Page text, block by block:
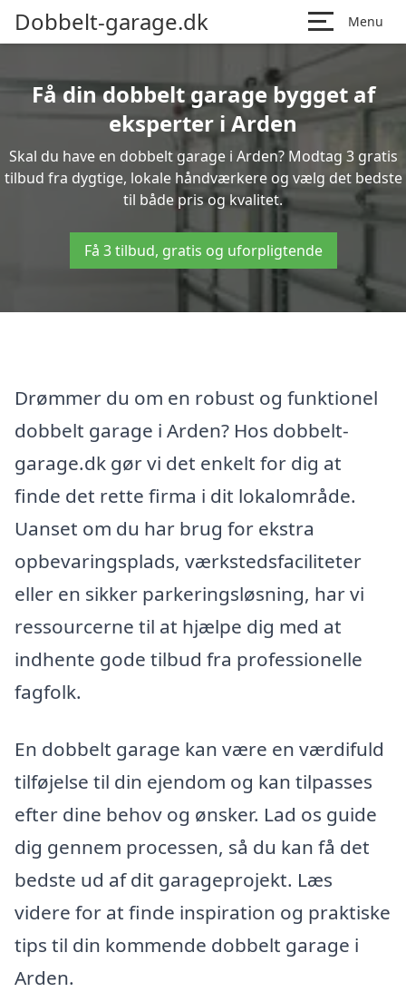
Dobbelt-garage.dk Menu
Få din dobbelt garage bygget af
eksperter i Arden
Skal du have en dobbelt garage i Arden? Modtag 3 gratis
tilbud fra dygtige, lokale håndværkere og vælg det bedste
til både pris og kvalitet.
Få 3 tilbud, gratis og uforpligtende
Drømmer du om en robust og funktionel
dobbelt garage i Arden? Hos dobbelt-
garage.dk gør vi det enkelt for dig at
finde det rette firma i dit lokalområde.
Uanset om du har brug for ekstra
opbevaringsplads, værkstedsfaciliteter
eller en sikker parkeringsløsning, har vi
ressourcerne til at hjælpe dig med at
indhente gode tilbud fra professionelle
fagfolk.
En dobbelt garage kan være en værdifuld
tilføjelse til din ejendom og kan tilpasses
efter dine behov og ønsker. Lad os guide
dig gennem processen, så du kan få det
bedste ud af dit garageprojekt. Læs
videre for at finde inspiration og praktiske
tips til din kommende dobbelt garage i
Arden.